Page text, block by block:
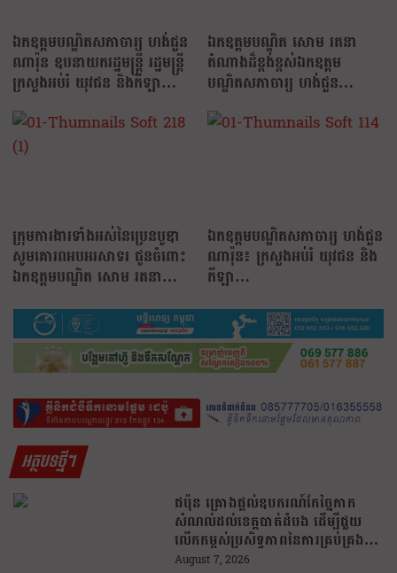
ឯកឧត្តមបណ្ឌិតសភាចារ្យ ហង់ជួន
ណារ៉ុន ឧបនាយករដ្ឋមន្ត្រី រដ្ឋមន្ត្រី
ក្រសួងអប់រំ យុវជន និងកីឡា…
ឯកឧត្តមបណ្ឌិត សោម រតនា
តំណាងដ៏ខ្ពង់ខ្ពស់ឯកឧត្តម
បណ្ឌិតសភាចារ្យ ហង់ជួន
ក្រុមការងារទាំងអស់នៃប្រេនបូឌា
សូមគោរពអបអរសាទរ ជូនចំពោះ
ឯកឧត្តមបណ្ឌិត សោម រតនា…
ឯកឧត្តមបណ្ឌិតសភាចារ្យ ហង់ជួន
ណារ៉ុន៖ ក្រសួងអប់រំ យុវជន និង
កីឡា…
អត្ថបទថ្មីៗ
ជប៉ុន គ្រោងផ្តល់ឧបករណ៍កែច្នៃកាក
សំណល់ដល់ខេត្តបាត់ដំបង ដើម្បីជួយ
លើកកម្ពស់ប្រសិទ្ធភាពនៃការគ្រប់គ្រង
សំណល់
August 7, 2026